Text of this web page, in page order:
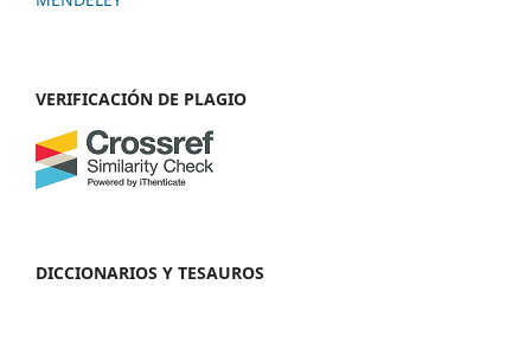
VERIFICACIÓN DE PLAGIO
DICCIONARIOS Y TESAUROS